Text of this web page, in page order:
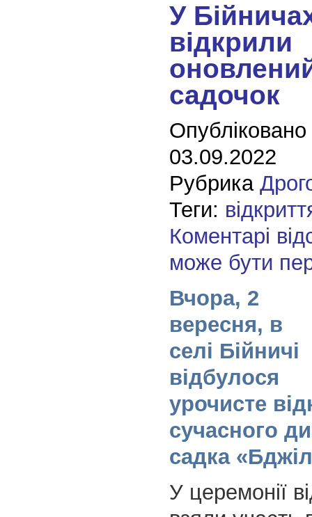
У
відкрили
садочок
03.09.2022
Рубрика
Теги:
Коментарі
може бути
Вчора, 2
вересня, в
селі Бійничі
відбулося
урочисте
сучасного
садка
У церемонії